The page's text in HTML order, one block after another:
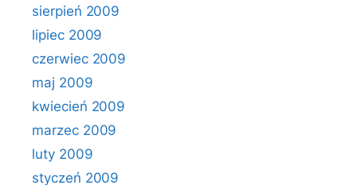
sierpień 2009
lipiec 2009
czerwiec 2009
maj 2009
kwiecień 2009
marzec 2009
luty 2009
styczeń 2009